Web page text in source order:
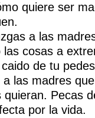
quiere ser
a las
las cosas a
de tu
las madres
quieran. Pecas
por la vida.